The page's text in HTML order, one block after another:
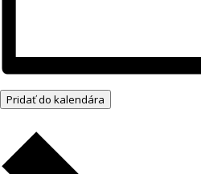
Pridať do kalendára